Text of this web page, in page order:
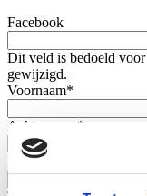
Facebook
Dit veld is bedoeld
gewijzigd.
Voornaam*
Achternaam *
E-mail